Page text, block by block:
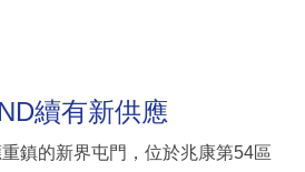
續有新供應
鎮的新界屯門，位於兆康第54區